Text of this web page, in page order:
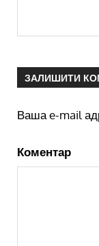
ЗАЛИШИТИ
Ваша e-mail
Коментар